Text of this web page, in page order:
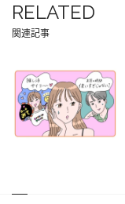
RELATED
関連記事